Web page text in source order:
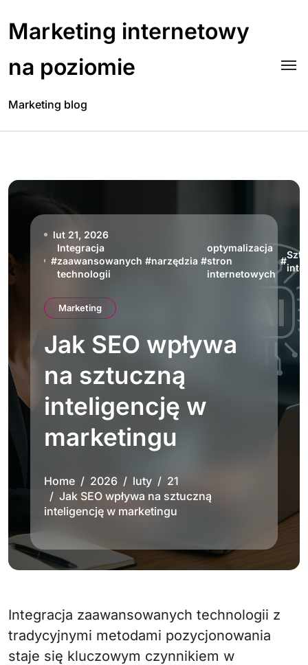
content
Marketing internetowy
na poziomie
Marketing blog
lut 21, 2026
#
Integracja
zaawansowanych
technologii
#narzędzia #
optymalizacja
stron
internetowych
#
Marketing
Jak SEO wpływa
na sztuczną
inteligencję w
marketingu
Home 2026 luty
21
Jak SEO wpływa na sztuczną
inteligencję w marketingu
Integracja zaawansowanych technologii z
tradycyjnymi metodami pozycjonowania
staje się kluczowym czynnikiem w